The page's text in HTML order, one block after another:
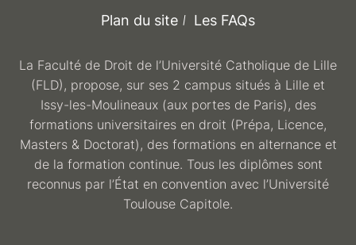
Plan du site
Les FAQs
La Faculté de Droit de l’Université Catholique de Lille
(FLD), propose, sur ses 2 campus situés à Lille et
Issy-les-Moulineaux (aux portes de Paris), des
formations universitaires en droit (Prépa, Licence,
Masters & Doctorat), des formations en alternance et
de la formation continue. Tous les diplômes sont
reconnus par l’État en convention avec l’Université
Toulouse Capitole.